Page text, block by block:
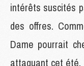
intérêts suscités
des offres.
Dame pourrait
attaquant cet été.